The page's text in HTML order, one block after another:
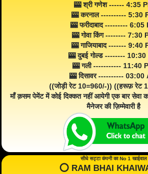
🎰 श्री गणेश ------ 4:35
🎰 करनाल ---------- 5:30
🎰 फरीदाबाद --------- 6:05
🎰 गोवा किंग -------- 7:30
🎰 गाजियाबाद ------- 9:40
🎰 दुबई गोल्ड -------- 10:30
🎰 गली ----------- 11:40
🎰 दिसावर ---------- 03:00
((जोड़ी रेट 10=960/-)) ((हरूफ़ रेट
माँ क़सम पेमेंट में कोई दिक्कत नहीं आयेगी एक बार सेवा
मैनेजर की ज़िम्मेवारी है
सीधे सट्टा कंपनी का No 1 खाईवाल
⭕️ RAM BHAI